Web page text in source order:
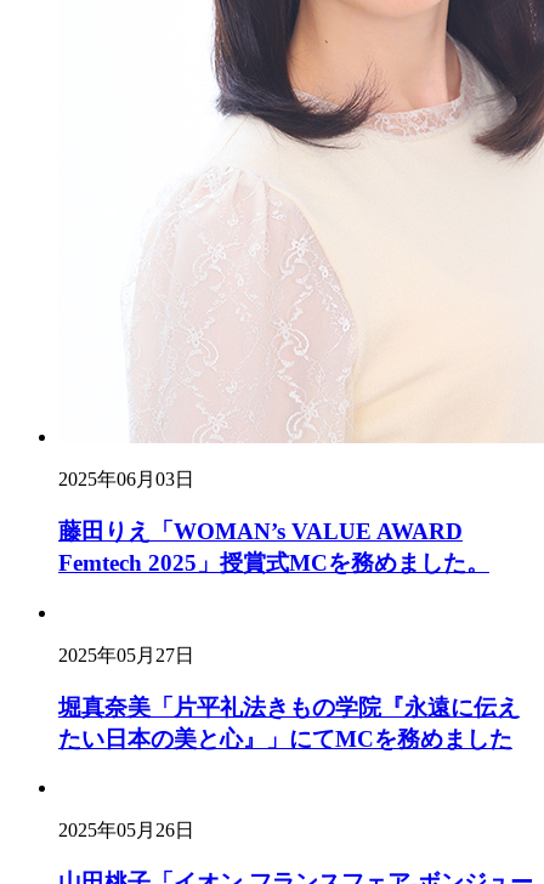
2025年06月03日
藤田りえ「WOMAN’s VALUE AWARD
Femtech 2025」授賞式MCを務めました。
2025年05月27日
堀真奈美「片平礼法きもの学院『永遠に伝え
たい日本の美と心』」にてMCを務めました
2025年05月26日